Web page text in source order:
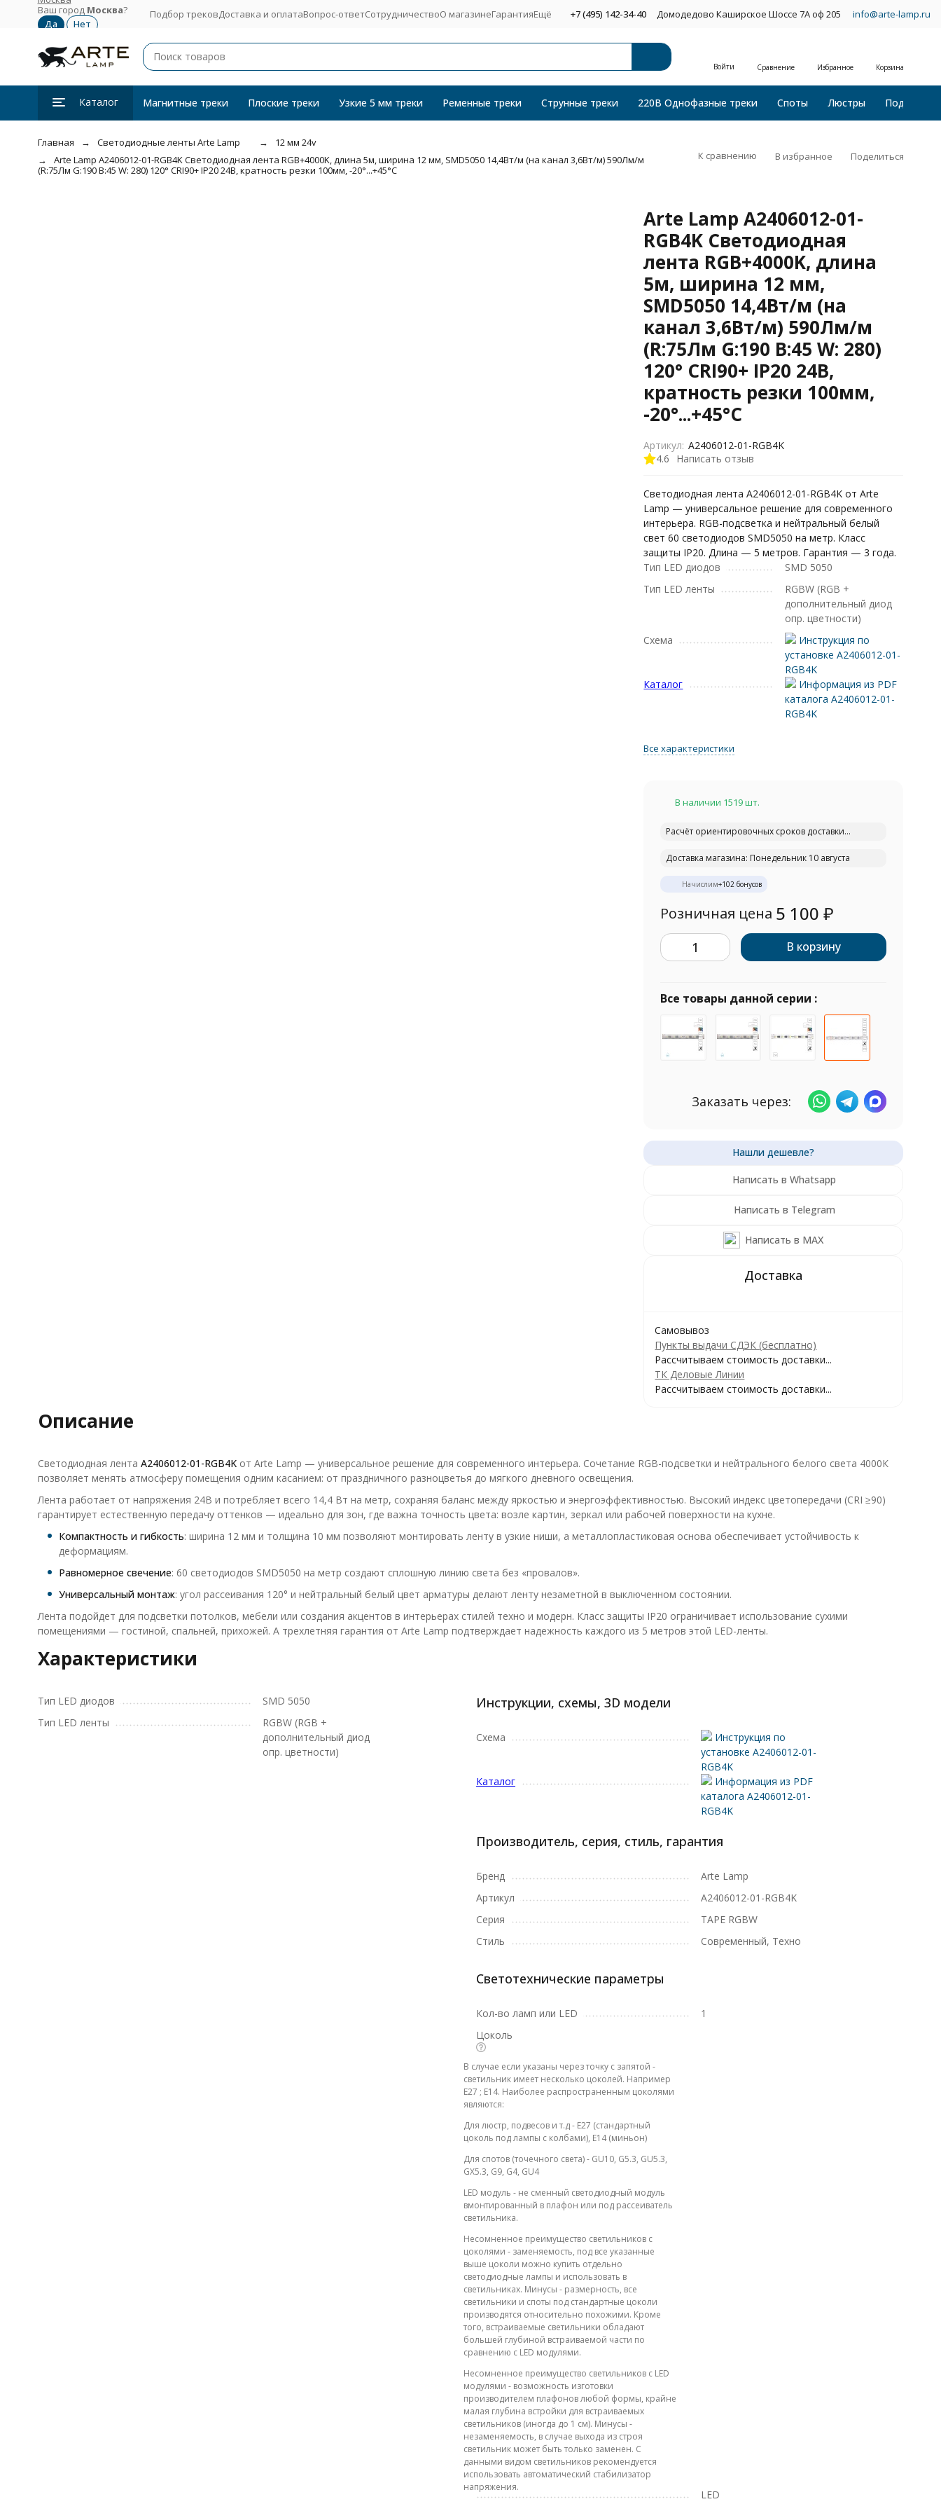
Ваш город Москва? Подбор трековДоставка и оплатаВопрос-ответСотрудничествоО магазинеГарантияЕщё +7 (495) 142-34-40 Домодедово Каширское Шоссе 7А оф 205 info@arte-lamp.ru
Войти Сравнение Избранное Корзина
Каталог Магнитные треки Плоские треки Узкие 5 мм треки Ременные треки Струнные треки 220В Однофазные треки Споты Люстры Подвесные
Главная Светодиодные ленты Arte Lamp
12 мм 24v
Arte Lamp A2406012-01-RGB4K Светодиодная лента RGB+4000K, длина 5м, ширина 12 мм, SMD5050 14,4Вт/м (на канал 3,6Вт/м) 590Лм/м
(R:75Лм G:190 B:45 W: 280) 120° CRI90+ IP20 24В, кратность резки 100мм, -20°...+45°C
К сравнению В избранное Поделиться
Arte Lamp A2406012-01-
RGB4K Светодиодная
лента RGB+4000K, длина
5м, ширина 12 мм,
SMD5050 14,4Вт/м (на
канал 3,6Вт/м) 590Лм/м
(R:75Лм G:190 B:45 W: 280)
120° CRI90+ IP20 24В,
кратность резки 100мм,
-20°...+45°C
4.6 Написать отзыв
Артикул: A2406012-01-RGB4K
Светодиодная лента A2406012-01-RGB4K от Arte
Lamp — универсальное решение для современного
интерьера. RGB-подсветка и нейтральный белый
свет 60 светодиодов SMD5050 на метр. Класс
защиты IP20. Длина — 5 метров. Гарантия — 3 года.
Тип LED диодов
SMD 5050
Тип LED ленты
RGBW (RGB +
дополнительный диод
опр. цветности)
Схема
Инструкция по
установке A2406012-01-
RGB4K
Каталог
Информация из PDF
каталога A2406012-01-
RGB4K
Все характеристики
В наличии 1519 шт.
Расчёт ориентировочных сроков доставки...
Доставка магазина: Понедельник 10 августа
Начислим+102 бонусов
Розничная цена 5 100₽
В корзину
Все товары данной серии :
Заказать через:
Написать в Whatsapp
Написать в Telegram
Написать в MAX
Самовывоз
Пункты выдачи СДЭК (бесплатно)
Рассчитываем стоимость доставки...
ТК Деловые Линии
Рассчитываем стоимость доставки...
Описание
Светодиодная лента A2406012-01-RGB4Kот Arte Lamp — универсальное решение для современного интерьера. Сочетание RGB-подсветки и нейтрального белого света 4000К
позволяет менять атмосферу помещения одним касанием: от праздничного разноцветья до мягкого дневного освещения.
Лента работает от напряжения 24В и потребляет всего 14,4 Вт на метр, сохраняя баланс между яркостью и энергоэффективностью. Высокий индекс цветопередачи (CRI ≥90)
гарантирует естественную передачу оттенков — идеально для зон, где важна точность цвета: возле картин, зеркал или рабочей поверхности на кухне.
Компактность и гибкость: ширина 12 мм и толщина 10 мм позволяют монтировать ленту в узкие ниши, а металлопластиковая основа обеспечивает устойчивость к
деформациям.
Равномерное свечение: 60 светодиодов SMD5050 на метр создают сплошную линию света без «провалов».
Универсальный монтаж: угол рассеивания 120° и нейтральный белый цвет арматуры делают ленту незаметной в выключенном состоянии.
Лента подойдет для подсветки потолков, мебели или создания акцентов в интерьерах стилей техно и модерн. Класс защиты IP20 ограничивает использование сухими
помещениями — гостиной, спальней, прихожей. А трехлетняя гарантия от Arte Lamp подтверждает надежность каждого из 5 метров этой LED-ленты.
Характеристики
Тип LED диодов
SMD 5050
Тип LED ленты
RGBW (RGB +
дополнительный диод
опр. цветности)
Инструкции, схемы, 3D модели
Схема
Инструкция по
установке A2406012-01-
RGB4K
Каталог
Информация из PDF
каталога A2406012-01-
RGB4K
Производитель, серия, стиль, гарантия
Бренд
Arte Lamp
Артикул
A2406012-01-RGB4K
Серия
TAPE RGBW
Стиль
Современный, Техно
Светотехнические параметры
Кол-во ламп или LED
1
Цоколь
В случае если указаны через точку с запятой -
светильник имеет несколько цоколей. Например
E27 ; E14. Наиболее распространенным цоколями
являются:
Для люстр, подвесов и т.д - E27 (стандартный
цоколь под лампы с колбами), E14 (миньон)
Для спотов (точечного света) - GU10, G5.3, GU5.3,
GX5.3, G9, G4, GU4
LED модуль - не сменный светодиодный модуль
вмонтированный в плафон или под рассеиватель
светильника.
Несомненное преимущество светильников с
цоколями - заменяемость, под все указанные
выше цоколи можно купить отдельно
светодиодные лампы и использовать в
светильниках. Минусы - размерность, все
светильники и споты под стандартные цоколи
производятся относительно похожими. Кроме
того, встраиваемые светильники обладают
большей глубиной встраиваемой части по
сравнению с LED модулями.
Несомненное преимущество светильников с LED
модулями - возможность изготовки
производителем плафонов любой формы, крайне
малая глубина встройки для встраиваемых
светильников (иногда до 1 см). Минусы -
незаменяемость, в случае выхода из строя
светильник может быть только заменен. С
данными видом светильников рекомендуется
использовать автоматический стабилизатор
напряжения.
LED